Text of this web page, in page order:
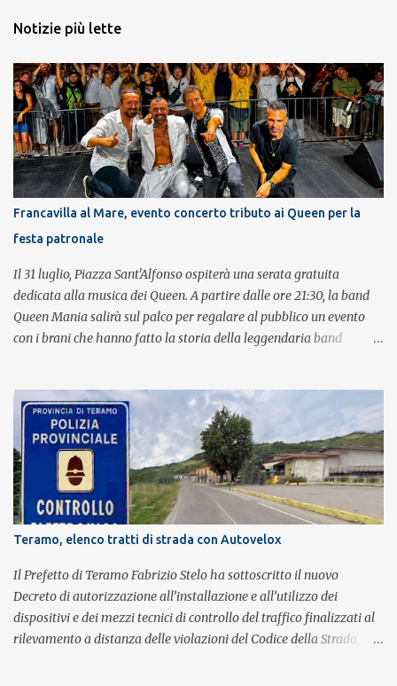
Notizie più lette
Francavilla al Mare, evento concerto tributo ai Queen per la
festa patronale
Il 31 luglio, Piazza Sant'Alfonso ospiterà una serata gratuita
dedicata alla musica dei Queen. A partire dalle ore 21:30, la band
Queen Mania salirà sul palco per regalare al pubblico un evento
con i brani che hanno fatto la storia della leggendaria band
con grande successo la passione e l'energia del celebre gruppo. Lo
spettacolo si inserisce nell'ambito dei festeggiamenti in onore di
Sant'Alfonso, il santo patrono della città. La formazione sul palco è
composta da Simone Fortuna alla batteria e voce, Fabrizio
Palermo al basso e voce, Tiziano Giampieri alla chitarra e voce, e
Salvo Vinci alla voce. Salvo Vinci è la voce scelta direttamente da
Brian May e Roger Taylor per il musical We Will Rock You.
Teramo, elenco tratti di strada con Autovelox
Il Prefetto di Teramo Fabrizio Stelo ha sottoscritto il nuovo
Decreto di autorizzazione all’installazione e all’utilizzo dei
dispositivi e dei mezzi tecnici di controllo del traffico finalizzati al
rilevamento a distanza delle violazioni del Codice della Strada,